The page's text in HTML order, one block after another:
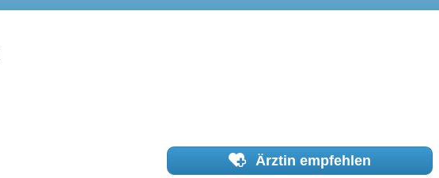
Ärztin empfehlen